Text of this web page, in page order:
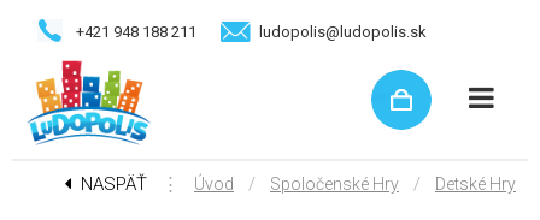
+421 948 188 211 ludopolis@ludopolis.sk
NASPÄŤ ⋮ Úvod / Spoločenské Hry / Detské Hry